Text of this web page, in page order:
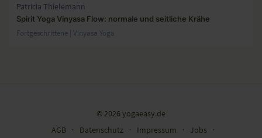
Patricia Thielemann
Spirit Yoga Vinyasa Flow: normale und seitliche Krähe
Fortgeschrittene | Vinyasa Yoga
© 2026 yogaeasy.de
AGB
∙ Datenschutz ∙ Impressum ∙ Jobs ∙